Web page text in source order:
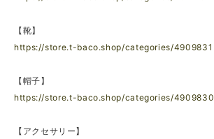
【靴】
https://store.t-baco.shop/categories/4909831
【帽子】
https://store.t-baco.shop/categories/4909830
【アクセサリー】